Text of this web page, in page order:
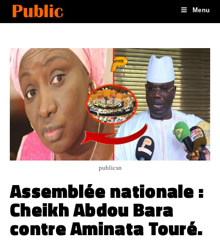
Menu
publicsn
Assemblée nationale :
Cheikh Abdou Bara
contre Aminata Touré.